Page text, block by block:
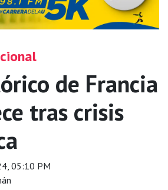
de Francia
tras crisis
05:10 PM